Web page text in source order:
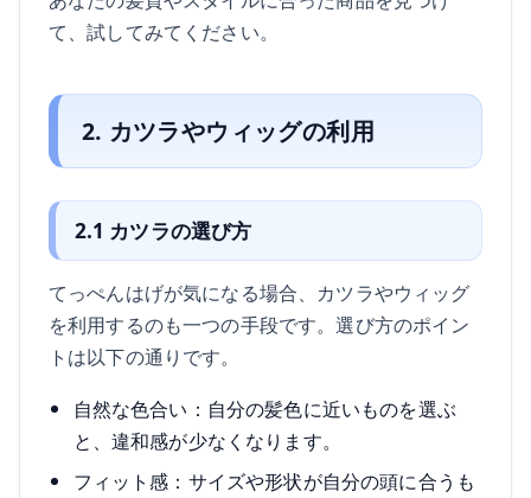
て、試してみてください。
2. カツラやウィッグの利用
2.1 カツラの選び方
てっぺんはげが気になる場合、カツラやウィッグ
を利用するのも一つの手段です。選び方のポイン
トは以下の通りです。
自然な色合い：自分の髪色に近いものを選ぶ
と、違和感が少なくなります。
フィット感：サイズや形状が自分の頭に合うも